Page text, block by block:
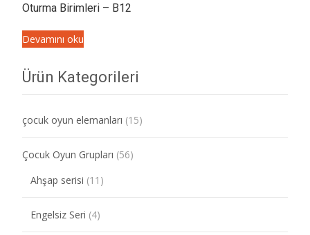
Oturma Birimleri – B12
Devamını oku
Ürün Kategorileri
çocuk oyun elemanları (15)
Çocuk Oyun Grupları (56)
Ahşap serisi (11)
Engelsiz Seri (4)